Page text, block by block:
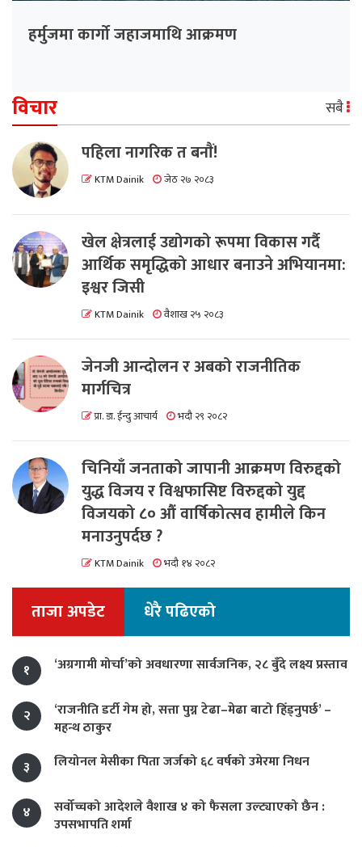
हर्मुजमा कार्गो जहाजमाथि आक्रमण
विचार सबै
पहिला नागरिक त बनाैं!
KTM Dainik जेठ २७ २०८३
खेल क्षेत्रलाई उद्योगको रूपमा विकास गर्दै
आर्थिक समृद्धिको आधार बनाउने अभियानमा:
इश्वर जिसी
KTM Dainik वैशाख २५ २०८३
जेनजी आन्दोलन र अबको राजनीतिक
मार्गचित्र
प्रा. डा. ईन्दु आचार्य भदौ २९ २०८२
चिनियाँ जनताको जापानी आक्रमण विरुद्दको
युद्ध विजय र विश्वफासिष्ट विरुद्दको युद्द
विजयको ८० औं वार्षिकोत्सव हामीले किन
मनाउनुपर्दछ ?
KTM Dainik भदौ १४ २०८२
ताजा अपडेट धेरै पढिएको
१ ‘अग्रगामी मोर्चा’को अवधारणा सार्वजनिक, २८ बुँदे लक्ष्य प्रस्ताव
२
‘राजनीति डर्टी गेम हो, सत्ता पुग्न टेढा–मेढा बाटो हिँड्नुपर्छ’ –
महन्थ ठाकुर
३
लियोनल मेसीका पिता जर्जको ६८ वर्षको उमेरमा निधन
४
सर्वोच्चको आदेशले वैशाख ४ को फैसला उल्ट्याएको छैन :
उपसभापति शर्मा